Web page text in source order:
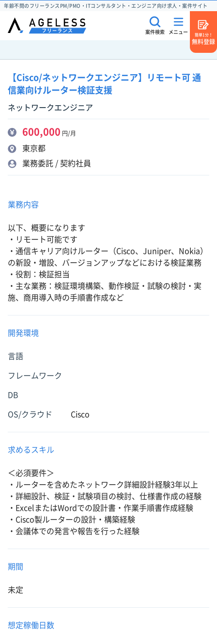
年齢不問のフリーランスPM/PMO・ITコンサルタント・エンジニア向け求人・案件サイト
案件検索 メニュー
簡単1分！
無料登録
【Cisco/ネットワークエンジニア】リモート可 通
信業向けルーター検証支援
ネットワークエンジニア
600,000 円/月
東京都
業務委託 / 契約社員
業務内容
以下、概要になります
・リモート可能です
・通信キャリア向けルーター（Cisco、Juniper、Nokia）
の新設・増設、バージョンアップなどにおける検証業務
・役割：検証担当
・主な業務：検証環境構築、動作検証・試験の検討・実
施、商用導入時の手順書作成など
開発環境
言語
フレームワーク
DB
OS/クラウド Cisco
求めるスキル
＜必須要件＞
・ルーターを含めたネットワーク詳細設計経験3年以上
・詳細設計、検証・試験項目の検討、仕様書作成の経験
・ExcelまたはWordでの設計書・作業手順書作成経験
・Cisco製ルーターの設計・構築経験
・会議体での発言や報告を行った経験
期間
未定
想定稼働日数